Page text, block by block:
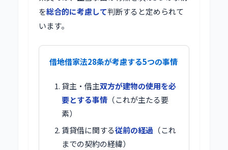
を総合的に考慮して判断すると定められて
います。
借地借家法28条が考慮する5つの事情
貸主・借主双方が建物の使用を必
要とする事情（これが主たる要
素）
賃貸借に関する従前の経過（これ
までの契約の経緯）